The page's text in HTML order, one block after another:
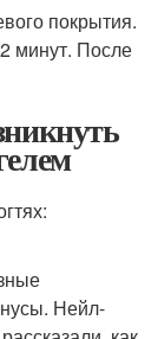
покрытия.
минут. После
Нейл-